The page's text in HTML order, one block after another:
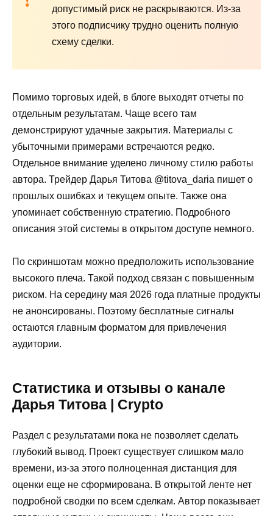
допустимый риск не раскрываются. Из-за
этого подписчику трудно оценить полную
схему сделки.
Помимо торговых идей, в блоге выходят отчеты по
отдельным результатам. Чаще всего там
демонстрируют удачные закрытия. Материалы с
убыточными примерами встречаются редко.
Отдельное внимание уделено личному стилю работы
автора. Трейдер Дарья Титова @titova_daria пишет о
прошлых ошибках и текущем опыте. Также она
упоминает собственную стратегию. Подробного
описания этой системы в открытом доступе немного.
По скриншотам можно предположить использование
высокого плеча. Такой подход связан с повышенным
риском. На середину мая 2026 года платные продукты
не анонсированы. Поэтому бесплатные сигналы
остаются главным форматом для привлечения
аудитории.
Статистика и отзывы о канале
Дарья Титова | Crypto
Раздел с результатами пока не позволяет сделать
глубокий вывод. Проект существует слишком мало
времени, из-за этого полноценная дистанция для
оценки еще не сформирована. В открытой ленте нет
подробной сводки по всем сделкам. Автор показывает